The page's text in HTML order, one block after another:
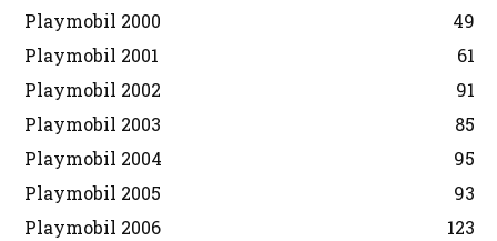
Playmobil 2000
49
Playmobil 2001
61
Playmobil 2002
91
Playmobil 2003
85
Playmobil 2004
95
Playmobil 2005
93
Playmobil 2006
123